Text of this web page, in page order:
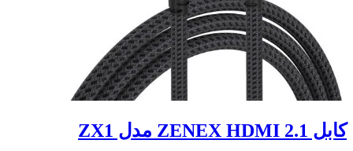
کابل ZENEX HDMI 2.1 مدل ZX1